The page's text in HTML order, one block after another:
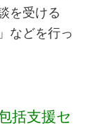
を受ける
などを行っ
括支援セ